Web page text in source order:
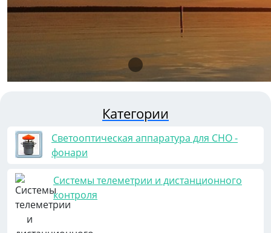
Категории
Светооптическая аппаратура для СНО -
фонари
Системы телеметрии и дистанционного
контроля